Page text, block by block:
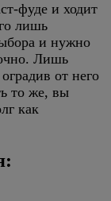
фуде и ходит
лишь
и нужно
Лишь
от него
то же, вы
как